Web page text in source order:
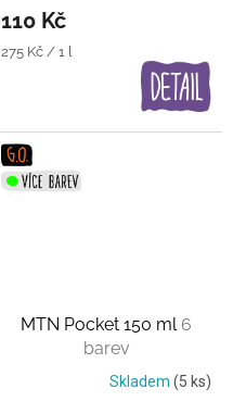
110 Kč
Měrná
275 Kč / 1 l
MTN Pocket 150 ml 6
barev
Skladem (5 ks)